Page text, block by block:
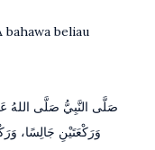
bahawa beliau
صَلَّى النَّبِيُّ صَلَّى اللهُ عَلَيْهِ وَسَلَّمَ العِشَاءَ، ثُمَّ صَلَّى ثَمَانِيَ رَكَعَاتٍ،
وَرَكْعَتَيْنِ جَالِسًا،